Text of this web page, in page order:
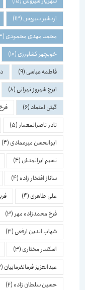
اردشیر سیروس(13)
محمد مهدی محمودی(13)
خوبچهر کشاورزی(10)
فاطمه عباسی(9)
ایرج شهروز تهرانی(8)
گیتی اعتماد(6) فرخ باور
نادر ناصرالمعمار(5)
ابوالحسن میرعمادی(4)
نسیم ایرانمنش(4)
ساناز افتخار زاده(4)
علی طاهری(4) فرید
فرخ محمدزاده مهر (3)
شهاب الدین ارفعی(3)
اسكندر مختاری(3)
عبدالعزیز فرمانفرماییان(3)
حسین سلطان زاده(2)